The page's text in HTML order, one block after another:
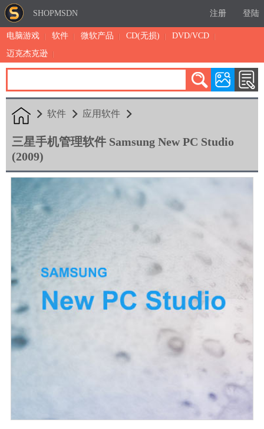
SHOPMSDN 注册 登陆
电脑游戏 软件 微软产品 CD(无损)
DVD/VCD
迈克杰克逊
累计注册：4894
软件 应用软件
三星手机管理软件 Samsung New PC Studio
(2009)